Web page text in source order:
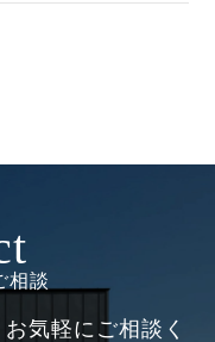
相談
気軽にご相談く